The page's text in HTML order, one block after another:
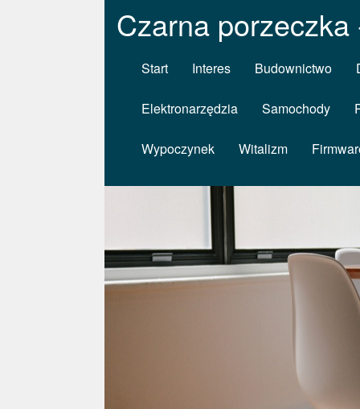
Czarna
Start Interes Budownictwo
Elektronarzędzia Samochody
Wypoczynek Witalizm